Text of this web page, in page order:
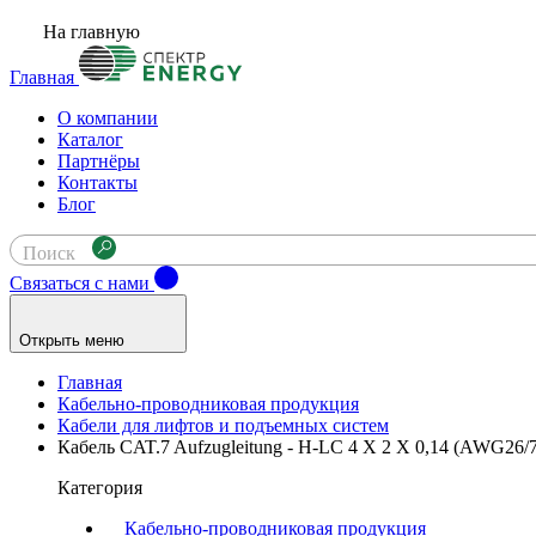
На главную
Главная
О компании
Каталог
Партнёры
Контакты
Блог
Поиск
Связаться с нами
Открыть меню
Главная
Кабельно-проводниковая продукция
Кабели для лифтов и подъемных систем
Кабель CAT.7 Aufzugleitung - H-LC 4 X 2 X 0,14 (AWG26/
Категория
Кабельно-проводниковая продукция